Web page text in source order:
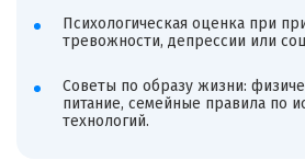
Психологическая оценка при
тревожности, депрессии или
Советы по образу жизни:
питание, семейные правила по
технологий.